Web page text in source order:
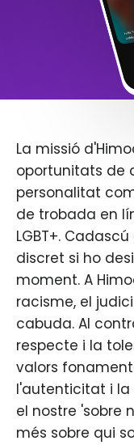
La missió
oportunitats de
personalitat
de trobada en
LGBT+.
discret si ho
moment. A
racisme, el
cabuda. Al
respecte i la
valors
l'autenticitat i la
el nostre 'sobre
més sobre qui